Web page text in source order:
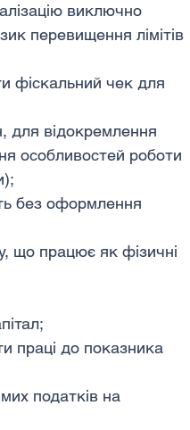
виключно
перевищення лімітів
фіскальний чек для
для відокремлення
особливостей роботи
без оформлення
що працює як фізичні
праці до показника
податків на